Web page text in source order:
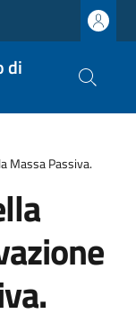
di
Massa Passiva.